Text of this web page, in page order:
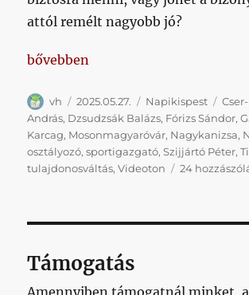
attól remélt nagyobb jó?
„Osztályozók, Dzsudzsák,
bővebben
Szerző
vh Közzétéve
2025.05.27. Kategória
Napikispest
András, Dzsudzsák Balázs, Fórizs Sándor,
Karcag, Mosonmagyaróvár, Nagykanizsa,
osztályozó,sportigazgató,Szijjártó Péter,
tulajdonosváltás,Videoton 24
Támogatás
Amennyiben támogatnál minket,